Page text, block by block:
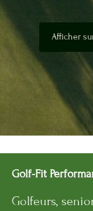
Afficher
Golf-Fit
Golfeurs,